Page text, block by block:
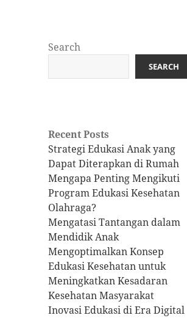
Search
SEARCH
Recent Posts
Strategi Edukasi Anak yang
Dapat Diterapkan di Rumah
Mengapa Penting Mengikuti
Program Edukasi Kesehatan
Olahraga?
Mengatasi Tantangan dalam
Mendidik Anak
Mengoptimalkan Konsep
Edukasi Kesehatan untuk
Meningkatkan Kesadaran
Kesehatan Masyarakat
Inovasi Edukasi di Era Digital